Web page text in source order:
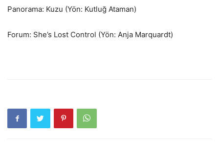
Panorama: Kuzu (Yön: Kutluğ Ataman)
Forum: She’s Lost Control (Yön: Anja Marquardt)